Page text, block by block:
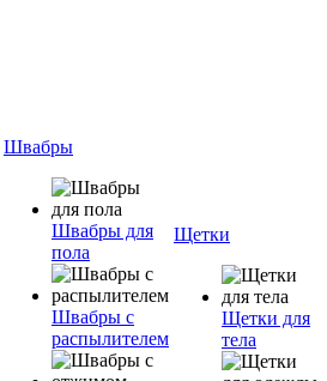
Швабры
Швабры для
пола
Швабры с
распылителем
Щетки
Щетки для
тела